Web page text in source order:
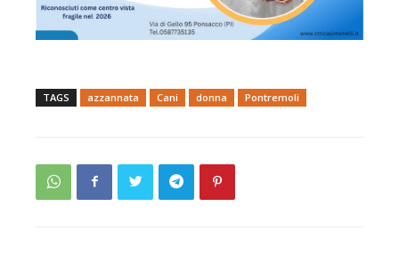
TAGS azzannata Cani donna Pontremoli